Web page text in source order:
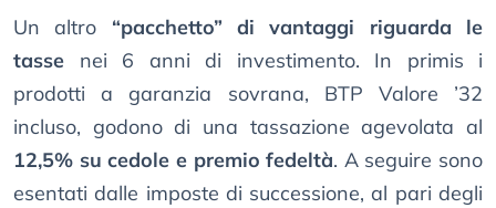
Un altro “pacchetto” di vantaggi riguarda le
tasse nei 6 anni di investimento. In primis i
prodotti a garanzia sovrana, BTP Valore ’32
incluso, godono di una tassazione agevolata al
12,5% su cedole e premio fedeltà. A seguire sono
esentati dalle imposte di successione, al pari degli